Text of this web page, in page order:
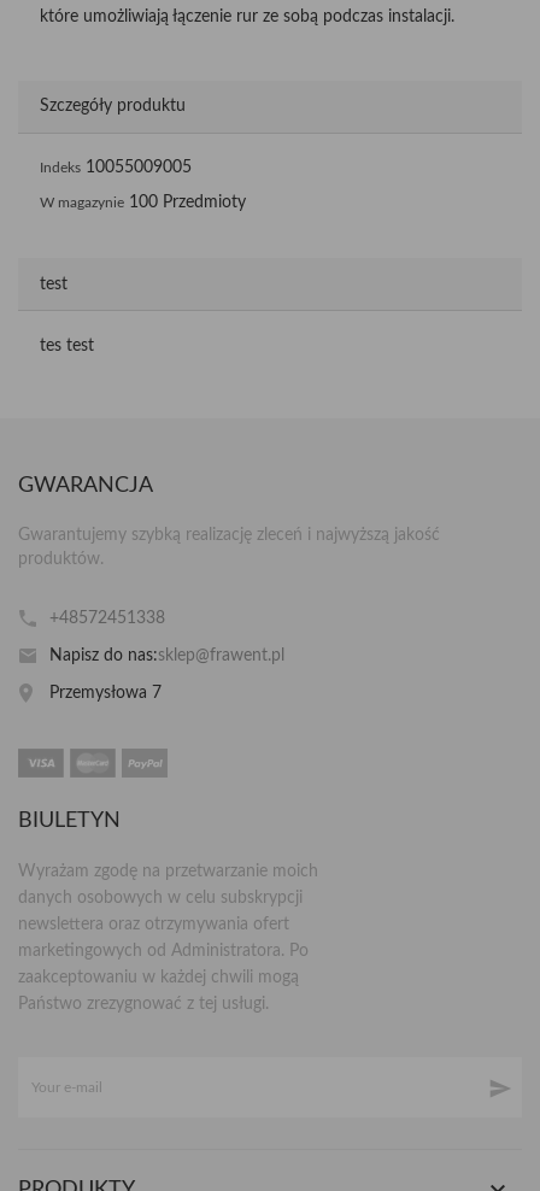
które umożliwiają łączenie rur ze sobą podczas instalacji.
Szczegóły produktu
Indeks 10055009005
W magazynie 100 Przedmioty
test
tes test
GWARANCJA
Gwarantujemy szybką realizację zleceń i najwyższą jakość
produktów.
+48572451338
Napisz do nas:sklep@frawent.pl
Przemysłowa 7
BIULETYN
Wyrażam zgodę na przetwarzanie moich
danych osobowych w celu subskrypcji
newslettera oraz otrzymywania ofert
marketingowych od Administratora. Po
zaakceptowaniu w każdej chwili mogą
Państwo zrezygnować z tej usługi.
